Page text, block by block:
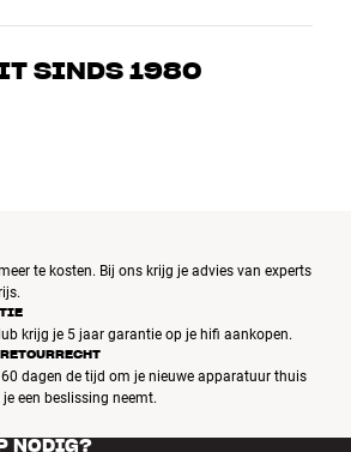
liefhebbers die de producten door en
ons wat je zoekt, dan vinden we
SINDS 1980
te kosten. Bij ons krijg je advies van experts
krijg je 5 jaar garantie op je hifi aankopen.
dagen de tijd om je nieuwe apparatuur thuis
een beslissing neemt.
NODIG?